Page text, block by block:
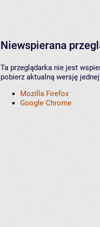
Niewspierana
Ta przeglądarka nie jest
pobierz aktualną wersję
Mozilla Firefox
Google Chrome